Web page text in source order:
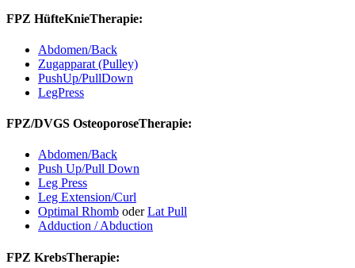
FPZ HüfteKnieTherapie:
Abdomen/Back
Zugapparat (Pulley)
PushUp/PullDown
LegPress
FPZ/DVGS OsteoporoseTherapie:
Abdomen/Back
Push Up/Pull Down
Leg Press
Leg Extension/Curl
Optimal Rhomb oderLat Pull
Adduction / Abduction
FPZ KrebsTherapie: